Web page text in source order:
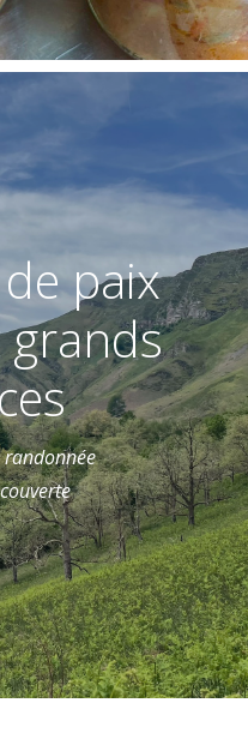
paix
randonnée